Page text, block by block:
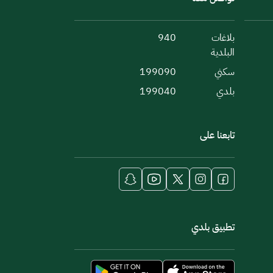
بلاغات
البلدية
940
سكني
199090
بلدي
199040
تابعنا على
تطبيق بلدي